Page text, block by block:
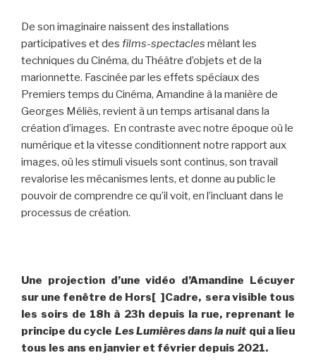
De son imaginaire naissent des installations
participatives et des films-spectacles mêlant les
techniques du Cinéma, du Théâtre d’objets et de la
marionnette. Fascinée par les effets spéciaux des
Premiers temps du Cinéma, Amandine à la manière de
Georges Méliès, revient à un temps artisanal dans la
création d’images. En contraste avec notre époque où le
numérique et la vitesse conditionnent notre rapport aux
images, où les stimuli visuels sont continus, son travail
revalorise les mécanismes lents, et donne au public le
pouvoir de comprendre ce qu’il voit, en l’incluant dans le
processus de création.
Une projection d’une vidéo d’Amandine Lécuyer
sur une fenêtre de Hors[ ]Cadre, sera visible tous
les soirs de 18h à 23h depuis la rue, reprenant le
principe du cycle Les Lumières dans la nuit qui a lieu
tous les ans en janvier et février depuis 2021.